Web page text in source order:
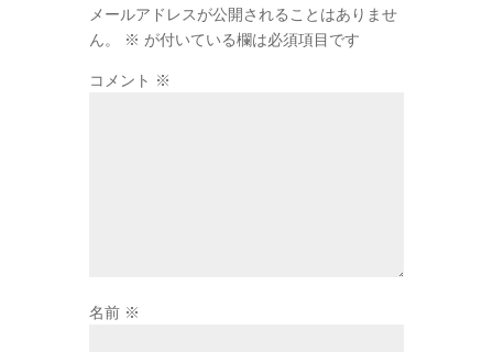
メールアドレスが公開されることはありませ
ん。
※ が付いている欄は必須項目です
コメント ※
名前 ※